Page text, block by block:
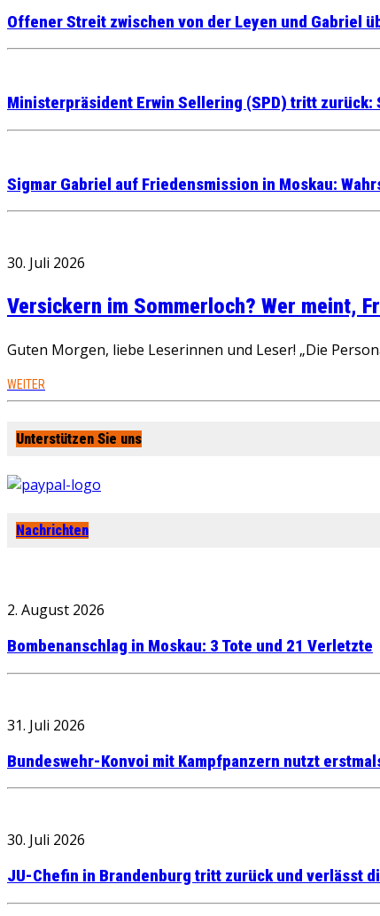
Offener Streit zwischen von der Leyen und Gabriel
Ministerpräsident Erwin Sellering (SPD) tritt zurück:
Sigmar Gabriel auf Friedensmission in Moskau:
30. Juli 2026
Versickern im Sommerloch? Wer meint,
Guten Morgen, liebe Leserinnen und Leser! „Die
WEITER
Unterstützen Sie uns
Nachrichten
2. August 2026
Bombenanschlag in Moskau: 3 Tote und 21 Verletzte
31. Juli 2026
Bundeswehr-Konvoi mit Kampfpanzern nutzt
30. Juli 2026
JU-Chefin in Brandenburg tritt zurück und verlässt